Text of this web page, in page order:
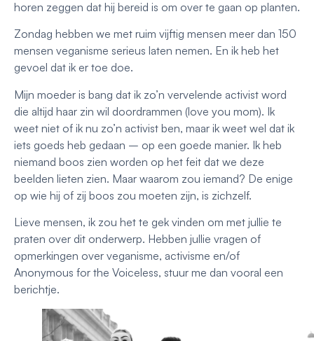
horen zeggen dat hij bereid is om over te gaan op planten.
Zondag hebben we met ruim vijftig mensen meer dan 150
mensen veganisme serieus laten nemen. En ik heb het
gevoel dat ik er toe doe.
Mijn moeder is bang dat ik zo’n vervelende activist word
die altijd haar zin wil doordrammen (love you mom). Ik
weet niet of ik nu zo’n activist ben, maar ik weet wel dat ik
iets goeds heb gedaan – op een goede manier. Ik heb
niemand boos zien worden op het feit dat we deze
beelden lieten zien. Maar waarom zou iemand? De enige
op wie hij of zij boos zou moeten zijn, is zichzelf.
Lieve mensen, ik zou het te gek vinden om met jullie te
praten over dit onderwerp. Hebben jullie vragen of
opmerkingen over veganisme, activisme en/of
Anonymous for the Voiceless, stuur me dan vooral een
berichtje.